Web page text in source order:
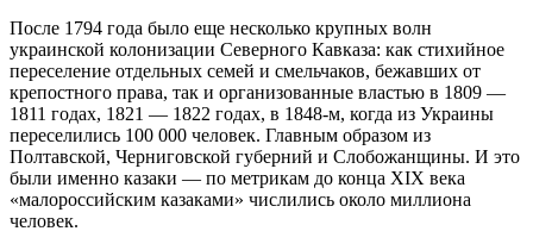
После 1794 года было еще несколько крупных волн
украинской колонизации Северного Кавказа: как стихийное
переселение отдельных семей и смельчаков, бежавших от
крепостного права, так и организованные властью в 1809 —
1811 годах, 1821 — 1822 годах, в 1848-м, когда из Украины
переселились 100 000 человек. Главным образом из
Полтавской, Черниговской губерний и Слобожанщины. И это
были именно казаки — по метрикам до конца XIX века
«малороссийским казаками» числились около миллиона
человек.